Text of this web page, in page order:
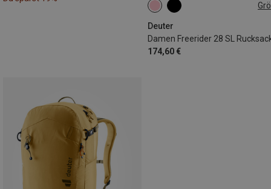
Deuter
Damen Freerider 28 SL
174,60 €
28L | M